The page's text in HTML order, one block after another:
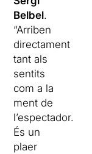
Belbel.
“Arriben
directament
tant als
sentits
com a la
ment de
l’espectador.
És un
plaer